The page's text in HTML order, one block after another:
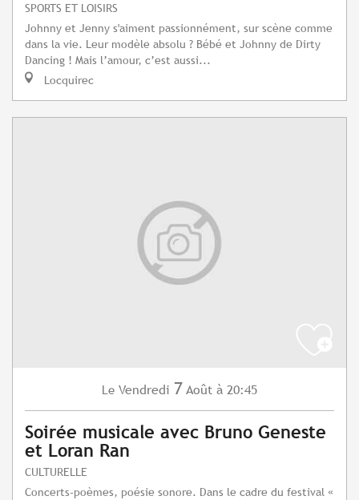
SPORTS ET LOISIRS
Johnny et Jenny s'aiment passionnément, sur scène comme
dans la vie. Leur modèle absolu ? Bébé et Johnny de Dirty
Dancing ! Mais l’amour, c’est aussi...
Locquirec
Le Vendredi 7 Août à 20:45
Soirée musicale avec Bruno Geneste
et Loran Ran
CULTURELLE
Concerts-poèmes, poésie sonore. Dans le cadre du festival «